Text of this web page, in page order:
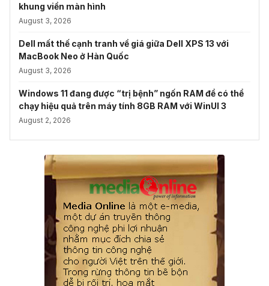
khung viền màn hình
August 3, 2026
Dell mất thế cạnh tranh về giá giữa Dell XPS 13 với
MacBook Neo ở Hàn Quốc
August 3, 2026
Windows 11 đang được “trị bệnh” ngốn RAM để có thể
chạy hiệu quả trên máy tính 8GB RAM với WinUI 3
August 2, 2026